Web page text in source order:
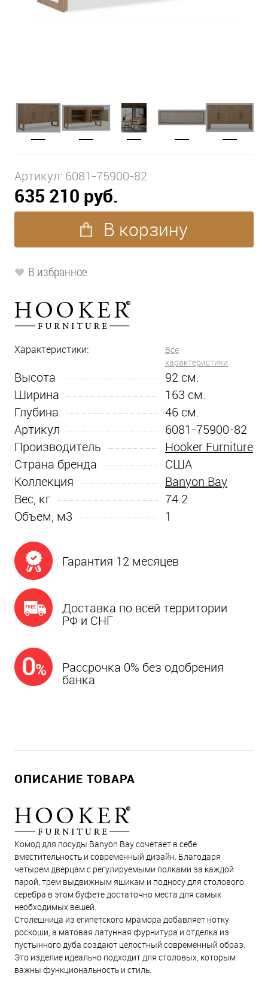
Артикул: 6081-75900-82
635 210 руб.
В корзину
В избранное
Характеристики:
Все
характеристики
Высота 92 см.
Ширина
163 см.
Глубина
46 см.
Артикул
6081-75900-82
Производитель
Hooker Furniture
Страна бренда
США
Коллекция
Banyon Bay
Вес, кг
74.2
Объем, м3
1
Гарантия 12 месяцев
Доставка по всей территории
РФ и СНГ
Рассрочка 0% без одобрения
банка
ОПИСАНИЕ ТОВАРА
Комод для посуды Banyon Bay сочетает в себе
вместительность и современный дизайн. Благодаря
четырем дверцам с регулируемыми полками за каждой
парой, трем выдвижным ящикам и подносу для столового
серебра в этом буфете достаточно места для самых
необходимых вещей.
Столешница из египетского мрамора добавляет нотку
роскоши, а матовая латунная фурнитура и отделка из
пустынного дуба создают целостный современный образ.
Это изделие идеально подходит для столовых, которым
важны функциональность и стиль.